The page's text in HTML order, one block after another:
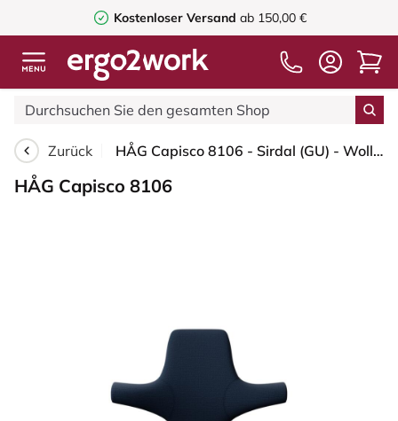
Kostenloser Versand ab 150,00 €
Zurück HÅG Capisco 8106 - Sirdal (GU) - Wolle - SRD780 Dark blue - Blush Rose - 265 mm (Sitzhöhe 53-79cm) - Harte Rollen für weiche Böden
HÅG Capisco 8106